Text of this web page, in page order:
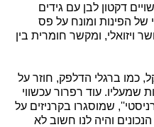
דקטון לבן עם גידים
של הפינות ומונח על פס
ויזואלי, ומקשר חומרית בין
כמו ברגלי הדלפק, חוזר על
שמעליו. עוד רפרור עכשווי
שמוסגרו בקרניזים על
והיה לנו חשוב לא